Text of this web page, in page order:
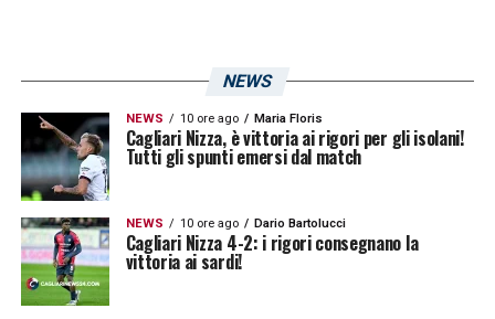
LA PLAYLIST DELLE NOSTRE TOP NEWS
NEWS
NEWS 10 ore ago Maria Floris
Cagliari Nizza, è vittoria ai rigori per gli isolani!
Tutti gli spunti emersi dal match
NEWS 10 ore ago Dario Bartolucci
Cagliari Nizza 4-2: i rigori consegnano la
vittoria ai sardi!